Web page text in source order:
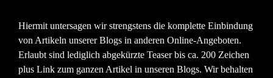
Hiermit untersagen wir strengstens die komplette Einbindung
von Artikeln unserer Blogs in anderen Online-Angeboten.
Erlaubt sind lediglich abgekürzte Teaser bis ca. 200 Zeichen
plus Link zum ganzen Artikel in unseren Blogs. Wir behalten